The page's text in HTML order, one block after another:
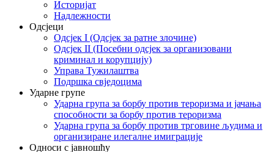
Историјат
Надлежности
Одсјеци
Одсјек I (Одсјек за ратне злочине)
Одсјек II (Посебни одсјек за организовани
криминал и корупцију)
Управа Тужилаштва
Подршка свједоцима
Ударне групе
Ударна група за борбу против тероризма и јачања
способности за борбу против тероризма
Ударна група за борбу против трговине људима и
организиране илегалне имиграције
Односи с јавношћу